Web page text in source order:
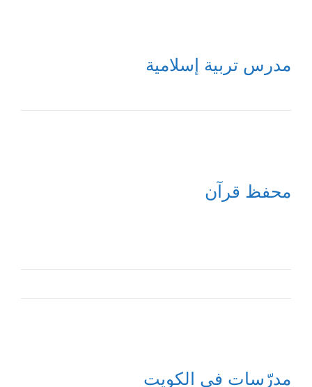
مدرس تربية إسلامية
محفظ قرآن
مدرّسات في الكويت